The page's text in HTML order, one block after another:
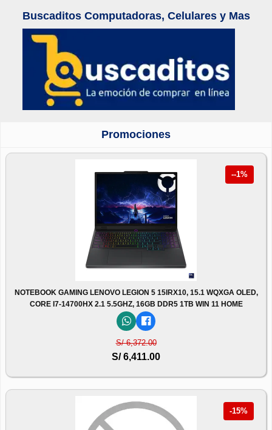
Buscaditos Computadoras, Celulares y Mas
Promociones
--1%
NOTEBOOK GAMING LENOVO LEGION 5 15IRX10, 15.1 WQXGA OLED,
CORE I7-14700HX 2.1 5.5GHZ, 16GB DDR5 1TB WIN 11 HOME
S/ 6,372.00
S/ 6,411.00
-15%